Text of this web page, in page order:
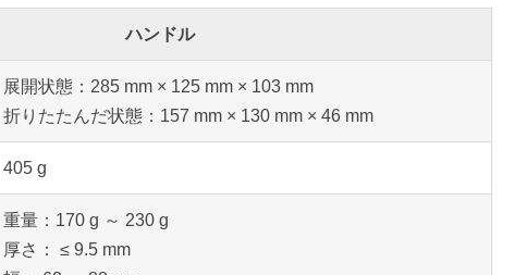
ハンドル
展開状態：285 mm × 125 mm × 103 mm
折りたたんだ状態：157 mm × 130 mm × 46 mm
405 g
重量：170 g ～ 230 g
厚さ： ≤ 9.5 mm